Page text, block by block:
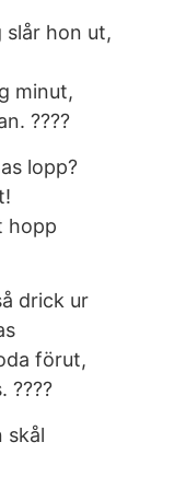
slår hon ut,
minut,
????
lopp?
hopp
drick ur
förut,
????
skål